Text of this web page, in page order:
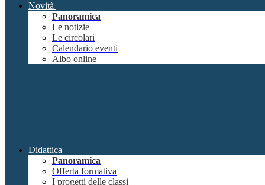
Novità
Panoramica
Le notizie
Le circolari
Calendario eventi
Albo online
Didattica
Panoramica
Offerta formativa
I progetti delle classi